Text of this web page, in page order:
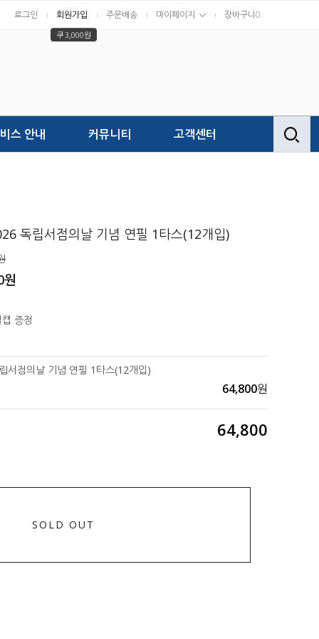
로그인 회원가입
쿠 3,000원
주문배송 마이페이지 장바구니0
스 안내 커뮤니티 고객센터
독립서점의날 기념 연필 1타스(12개입)
원
증정
서점의날 기념 연필 1타스(12개입)
64,800원
64,800
SOLD OUT